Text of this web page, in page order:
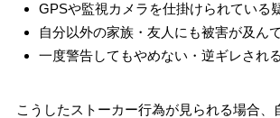
GPSや監視カメラを仕掛けられている
自分以外の家族・友人にも被害が及ん
一度警告してもやめない・逆ギレされる
こうしたストーカー行為が見られる場合、